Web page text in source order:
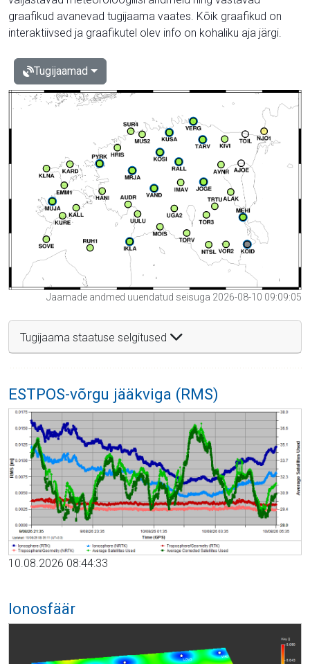
graafikud avanevad tugijaama vaates. Kõik graafikud on
interaktiivsed ja graafikutel olev info on kohaliku aja järgi.
Tugijaamad
Jaamade andmed uuendatud seisuga 2026-08-10 09:09:05
Tugijaama staatuse selgitused
ESTPOS-võrgu jääkviga (RMS)
10.08.2026 08:44:33
Ionosfäär